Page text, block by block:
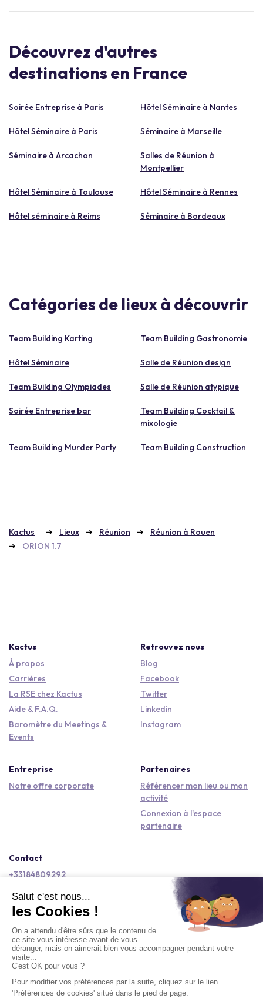
Découvrez d'autres
destinations en France
Soirée Entreprise à Paris Hôtel Séminaire à Nantes
Hôtel Séminaire à Paris Séminaire à Marseille
Séminaire à Arcachon
Salles de Réunion à
Montpellier
Hôtel Séminaire à Toulouse Hôtel Séminaire à Rennes
Hôtel séminaire à Reims Séminaire à Bordeaux
Catégories de lieux à découvrir
Team Building Karting Team Building Gastronomie
Hôtel Séminaire Salle de Réunion design
Team Building Olympiades Salle de Réunion atypique
Soirée Entreprise bar
Team Building Cocktail &
mixologie
Team Building Murder Party Team Building Construction
Kactus Lieux Réunion
Réunion à Rouen
ORION 1.7
Kactus
À propos
Carrières
La RSE chez Kactus
Aide & F.A.Q.
Baromètre du Meetings &
Events
Retrouvez nous
Blog
Facebook
Twitter
Linkedin
Instagram
Entreprise
Notre offre corporate
Partenaires
Référencer mon lieu ou mon
activité
Connexion à l'espace
partenaire
Contact
+33184809292
Copyright © 2026 Kactus Tous droits réservés
Conditions générales d'utilisation
Mentions légales
Signaler un contenu